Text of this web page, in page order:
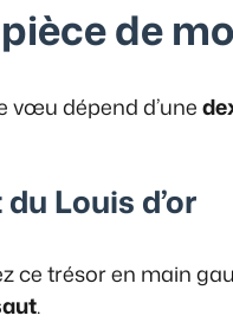
de
vœu dépend d’une
Louis d’or
ce trésor en main
.